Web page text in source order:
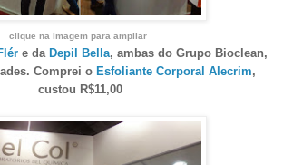
clique na imagem para ampliar
e da Depil Bella, ambas do Grupo Bioclean,
Comprei o Esfoliante Corporal Alecrim,
custou R$11,00